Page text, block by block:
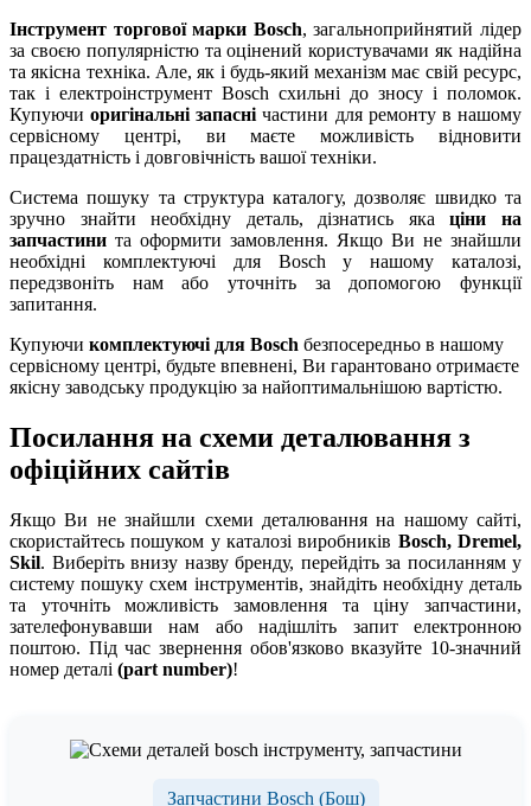
Інструмент торгової марки Bosch, загальноприйнятий лідер
за своєю популярністю та оцінений користувачами як надійна
та якісна техніка. Але, як і будь-який механізм має свій ресурс,
так і електроінструмент Bosch схильні до зносу і поломок.
Купуючиоригінальні запасні частини для ремонту в нашому
сервісному центрі, ви маєте можливість відновити
працездатність і довговічність вашої техніки.
Система пошуку та структура каталогу, дозволяє швидко та
зручно знайти необхідну деталь, дізнатись якаціни на
запчастини та оформити замовлення. Якщо Ви не знайшли
необхідні комплектуючі для Bosch у нашому каталозі,
передзвоніть нам або уточніть за допомогою функції
запитання.
Купуючи комплектуючі для Bosch безпосередньо в нашому
сервісному центрі, будьте впевнені, Ви гарантовано отримаєте
якісну заводську продукцію за найоптимальнішою вартістю.
Посилання на схеми деталювання з
офіційних сайтів
Якщо Ви не знайшли схеми деталювання на нашому сайті,
скористайтесь пошуком у каталозі виробників Bosch, Dremel,
Skil. Виберіть внизу назву бренду, перейдіть за посиланням у
систему пошуку схем інструментів, знайдіть необхідну деталь
та уточніть можливість замовлення та ціну запчастини,
зателефонувавши нам або надішліть запит електронною
поштою. Під час звернення обов'язково вказуйте 10-значний
номер деталі (part number)!
Запчастини Bosch (Бош)